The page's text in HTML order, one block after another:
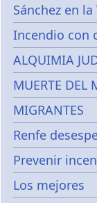
Sánchez en la
Incendio con
ALQUIMIA
MUERTE DEL
MIGRANTES
Renfe
Prevenir
Los mejores